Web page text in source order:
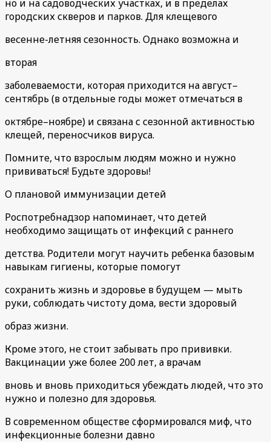
но и на садоводческих участках, и в пределах
городских скверов и парков. Для клещевого
весенне-летняя сезонность. Однако возможна и
вторая
заболеваемости, которая приходится на август–
сентябрь (в отдельные годы может отмечаться в
октябре–ноябре) и связана с сезонной активностью
клещей, переносчиков вируса.
Помните, что взрослым людям можно и нужно
прививаться! Будьте здоровы!
О плановой иммунизации детей
Роспотребнадзор напоминает, что детей
необходимо защищать от инфекций с раннего
детства. Родители могут научить ребенка базовым
навыкам гигиены, которые помогут
сохранить жизнь и здоровье в будущем — мыть
руки, соблюдать чистоту дома, вести здоровый
образ жизни.
Кроме этого, не стоит забывать про прививки.
Вакцинации уже более 200 лет, а врачам
вновь и вновь приходиться убеждать людей, что это
нужно и полезно для здоровья.
В современном обществе сформировался миф, что
инфекционные болезни давно